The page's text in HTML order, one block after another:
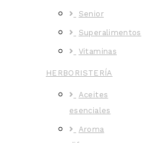
Senior
Superalimentos
Vitaminas
HERBORISTERÍA
Aceites
esenciales
Aroma